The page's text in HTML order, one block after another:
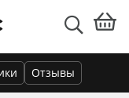
Отзывы